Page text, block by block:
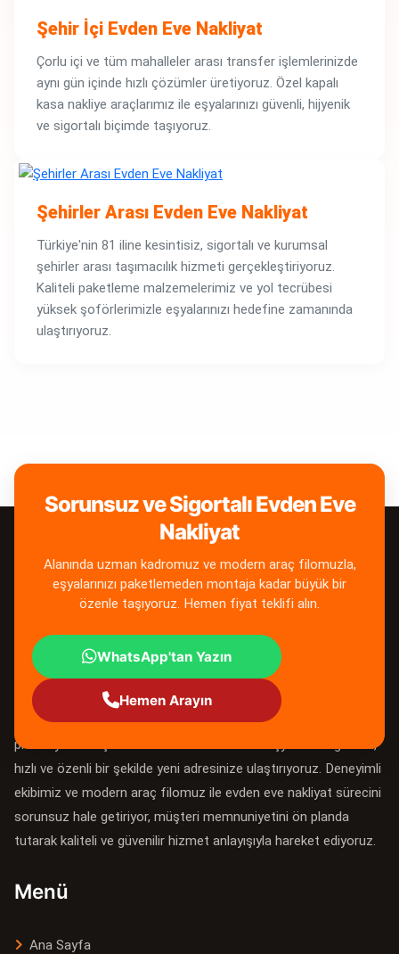
Şehir İçi Evden Eve Nakliyat
Çorlu içi ve tüm mahalleler arası transfer işlemlerinizde
aynı gün içinde hızlı çözümler üretiyoruz. Özel kapalı
kasa nakliye araçlarımız ile eşyalarınızı güvenli, hijyenik
ve sigortalı biçimde taşıyoruz.
Şehirler Arası Evden Eve Nakliyat
Türkiye'nin 81 iline kesintisiz, sigortalı ve kurumsal
şehirler arası taşımacılık hizmeti gerçekleştiriyoruz.
Kaliteli paketleme malzemelerimiz ve yol tecrübesi
yüksek şoförlerimizle eşyalarınızı hedefine zamanında
ulaştırıyoruz.
Sorunsuz ve Sigortalı Evden Eve
Nakliyat
Alanında uzman kadromuz ve modern araç filomuzla,
eşyalarınızı paketlemeden montaja kadar büyük bir
özenle taşıyoruz. Hemen fiyat teklifi alın.
WhatsApp'tan Yazın
Hemen Arayın
Çorlu asya Evden Eve Nakliyat
Çorlu Asya Evden Eve Nakliyat olarak, Çorlu ve çevresinde
profesyonel taşımacılık hizmetleri sunarak eşyalarınızı güvenli,
hızlı ve özenli bir şekilde yeni adresinize ulaştırıyoruz. Deneyimli
ekibimiz ve modern araç filomuz ile evden eve nakliyat sürecini
sorunsuz hale getiriyor, müşteri memnuniyetini ön planda
tutarak kaliteli ve güvenilir hizmet anlayışıyla hareket ediyoruz.
Menü
Ana Sayfa